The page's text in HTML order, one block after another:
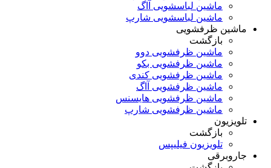
ماشین لباسشویی آاگ
ماشین لباسشویی شارپ
ماشین ظرفشویی
بازگشت
ماشین ظرفشویی دوو
ماشین ظرفشویی بکو
ماشین ظرفشویی کندی
ماشین ظرفشویی آاگ
ماشین ظرفشویی هایسنس
ماشین ظرفشویی شارپ
تلویزیون
بازگشت
تلویزیون فیلیپس
جاروبرقی